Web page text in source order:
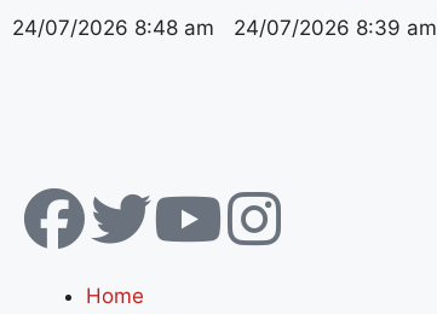
24/07/2026 8:48 am 24/07/2026 8:39 am
Home